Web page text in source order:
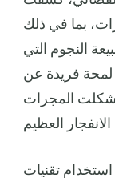
بما في ذلك
النجوم التي
لمحة فريدة عن
المجرات
تقنيات